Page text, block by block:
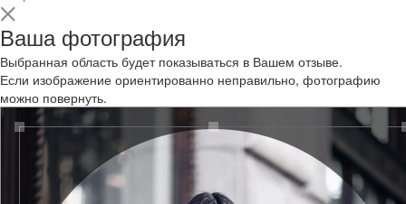
Ваша фотография
Выбранная область будет показываться в Вашем отзыве.
Если изображение ориентированно неправильно, фотографию
можно повернуть.